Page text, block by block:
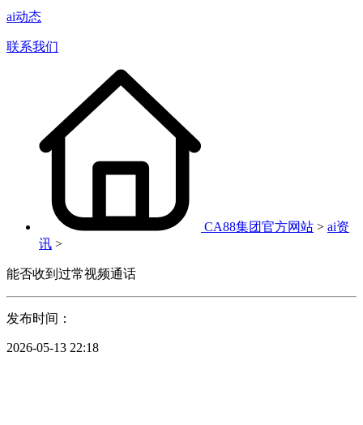
ai动态
联系我们
CA88集团官方网站 > ai资
讯 >
能否收到过常视频通话
发布时间：
2026-05-13 22:18